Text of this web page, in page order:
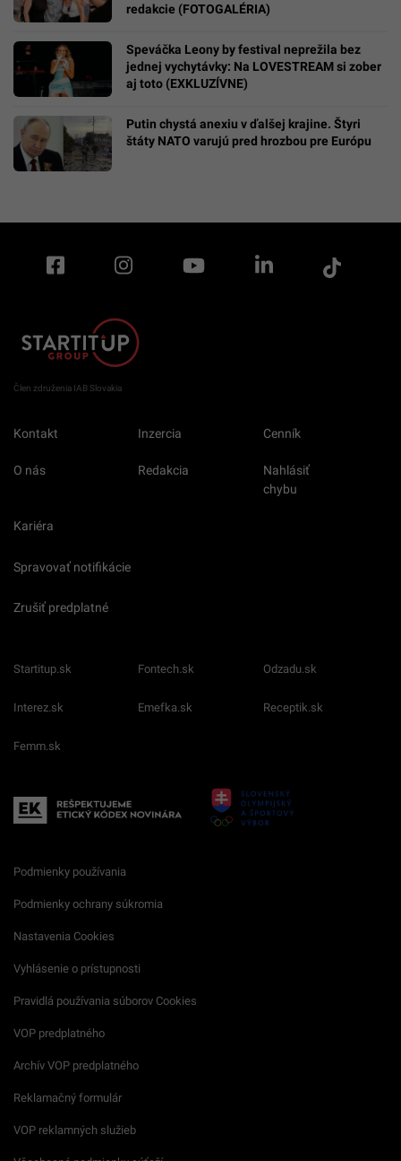
redakcie (FOTOGALÉRIA)
Speváčka Leony by festival neprežila bez
jednej vychytávky: Na LOVESTREAM si zober
aj toto (EXKLUZÍVNE)
Putin chystá anexiu v ďalšej krajine. Štyri
štáty NATO varujú pred hrozbou pre Európu
Člen združenia IAB Slovakia
Kontakt Inzercia Cenník
O nás Redakcia
Nahlásiť
chybu
Kariéra
Spravovať notifikácie
Zrušiť predplatné
Startitup.sk Fontech.sk Odzadu.sk
Interez.sk Emefka.sk Receptik.sk
Femm.sk
Podmienky používania
Podmienky ochrany súkromia
Nastavenia Cookies
Vyhlásenie o prístupnosti
Pravidlá používania súborov Cookies
VOP predplatného
Archív VOP predplatného
Reklamačný formulár
VOP reklamných služieb